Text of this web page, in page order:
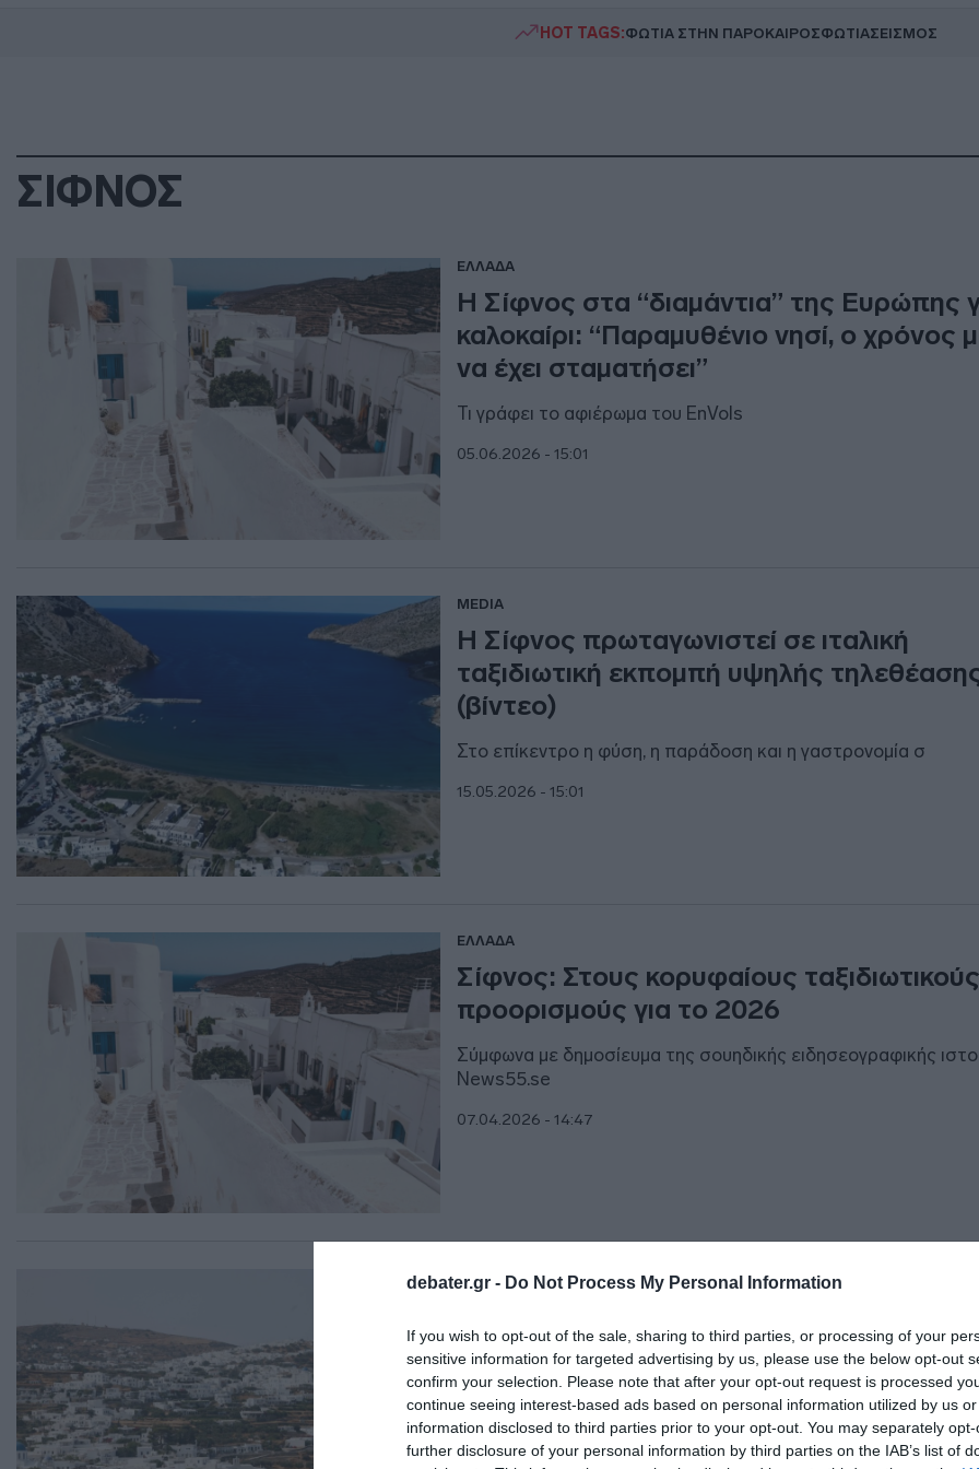
debater.gr - Do Not Process My Personal Information
If you wish to opt-out of the sale, sharing to third parties, or processing of your
sensitive information for targeted advertising by us, please use the below opt-out
confirm your selection. Please note that after your opt-out request is processed
continue seeing interest-based ads based on personal information utilized by us
information disclosed to third parties prior to your opt-out. You may separately
further disclosure of your personal information by third parties on the IAB’s list of
HOT TAGS:ΦΩΤΙΑ ΣΤΗΝ ΠΑΡΟΚΑΙΡΟΣΦΩΤΙΑΣΕΙΣΜΟΣ
ΣΙΦΝΟΣ
ΕΛΛΑΔΑ
Η Σίφνος στα “διαμάντια” της Ευρώπης
καλοκαίρι: “Παραμυθένιο νησί, ο χρόνος
να έχει σταματήσει”
Τι γράφει το αφιέρωμα του EnVols
05.06.2026 - 15:01
MEDIA
Η Σίφνος πρωταγωνιστεί σε ιταλική
ταξιδιωτική εκπομπή υψηλής
(βίντεο)
Στο επίκεντρο η φύση, η παράδοση και η γαστρονομία σ
15.05.2026 - 15:01
ΕΛΛΑΔΑ
Σίφνος: Στους κορυφαίους ταξιδιωτικούς
προορισμούς για το 2026
Σύμφωνα με δημοσίευμα της σουηδικής ειδησεογραφικής
News55.se
07.04.2026 - 14:47
ΕΛΛΑΔΑ
– Η μοναδική που υπήρχε έκανε αίτηση
μετάθεσης στη Χίο
Σοβαρό πρόβλημα υποστελέχωσης στο Πολυδύναμο
Ιατρείο